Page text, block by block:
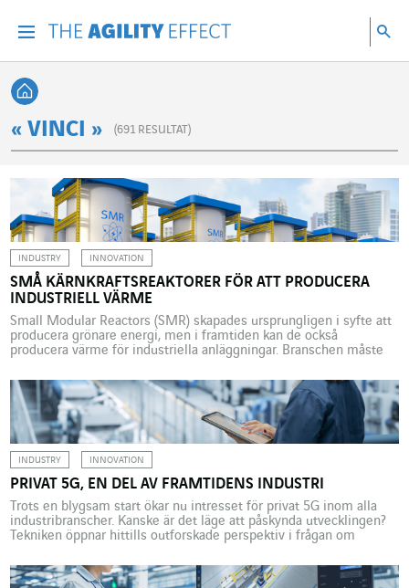
Sök
Tillbaka till startsidan
« VINCI » (691 RESULTAT)
INDUSTRY INNOVATION
SMÅ KÄRNKRAFTSREAKTORER FÖR ATT PRODUCERA
INDUSTRIELL VÄRME
Small Modular Reactors (SMR) skapades ursprungligen i syfte att
producera grönare energi, men i framtiden kan de också
producera värme för industriella anläggningar. Branschen måste
installationerna kommer kunna genomföras i början av nästa
årtionde. Energirelaterade frågor är bland de viktigaste att lösa om
klimatförändringarna ska kunna bromsas, och […]
INDUSTRY INNOVATION
PRIVAT 5G, EN DEL AV FRAMTIDENS INDUSTRI
Trots en blygsam start ökar nu intresset för privat 5G inom alla
industribranscher. Kanske är det läge att påskynda utvecklingen?
Tekniken öppnar hittills outforskade perspektiv i frågan om
möjligt har varit ett hett ämne i den offentliga debatten både i
Frankrike och på många håll […]